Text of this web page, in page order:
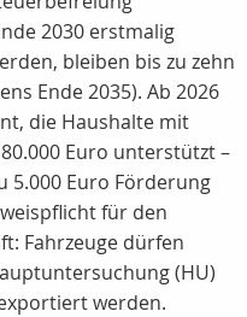
2030 erstmalig
bleiben bis zu zehn
Ende 2035). Ab 2026
die Haushalte mit
Euro unterstützt –
5.000 Euro Förderung
für den
Fahrzeuge dürfen
(HU)
werden.